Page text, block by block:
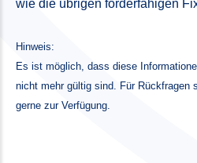
wie die übrigen förderfähigen
Hinweis:
Es ist möglich, dass diese
nicht mehr gültig sind. Für Rückfragen
gerne zur Verfügung.